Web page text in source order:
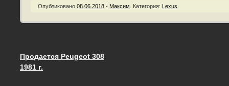
Опубликовано 08.06.2018 - Максим Категория: Lexus
Запись навигация
Продается Peugeot 308
1981 г.